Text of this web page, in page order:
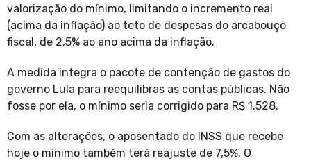
valorização do mínimo, limitando o incremento real
(acima da inflação) ao teto de despesas do arcabouço
fiscal, de 2,5% ao ano acima da inflação.
A medida integra o pacote de contenção de gastos do
governo Lula para reequilibras as contas públicas. Não
fosse por ela, o mínimo seria corrigido para R$ 1.528.
Com as alterações, o aposentado do INSS que recebe
hoje o mínimo também terá reajuste de 7,5%. O